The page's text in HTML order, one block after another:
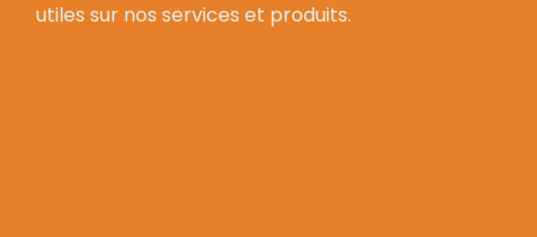
utiles sur nos services et produits.